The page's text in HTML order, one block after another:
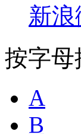
新
按字母
A
B